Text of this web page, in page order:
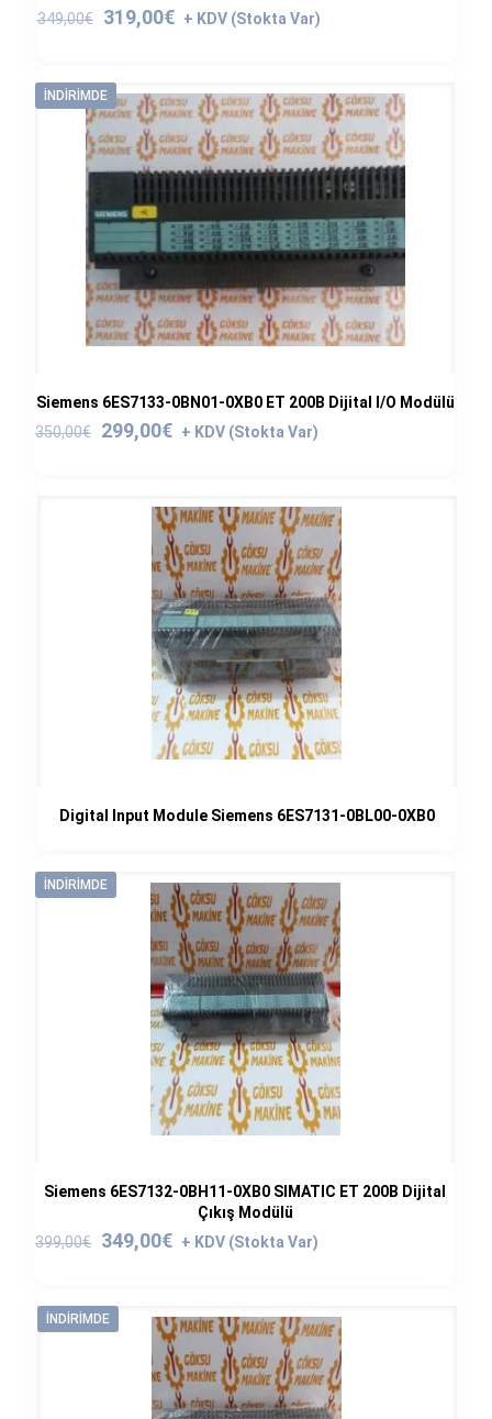
349,00€
Orijinal
319,00€
Şu
319,00€.
İNDIRIMDE
Siemens 6ES7133-0BN01-0XB0 ET 200B Dijital I/O Modülü
350,00€ Orijinal
299,00€
299,00€.
Digital Input Module Siemens 6ES7131-0BL00-0XB0
İNDIRIMDE
Siemens 6ES7132-0BH11-0XB0 SIMATIC ET 200B Dijital
Çıkış Modülü
399,00€ Orijinal
349,00€
349,00€.
İNDIRIMDE